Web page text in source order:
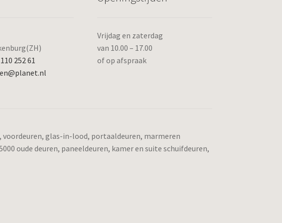
252 61
Vrijdag en zaterdag
van 10.00 – 17.00
of op afspraak
voordeuren, glas-in-lood, portaaldeuren, marmeren
oude deuren, paneeldeuren, kamer en suite schuifdeuren,